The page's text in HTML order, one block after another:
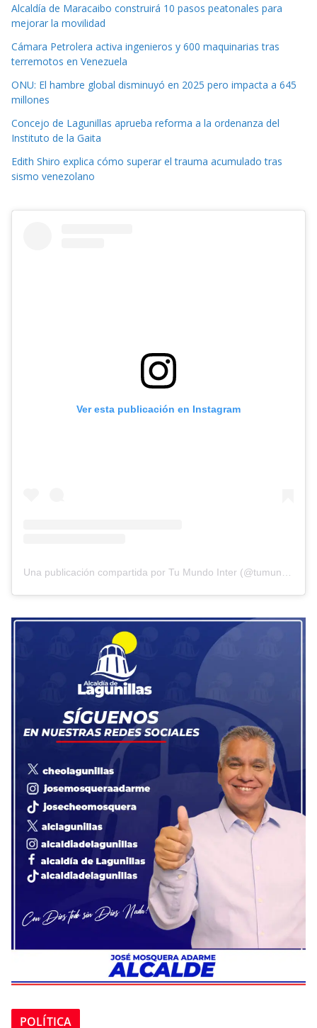
Alcaldía de Maracaibo construirá 10 pasos peatonales para
mejorar la movilidad
Cámara Petrolera activa ingenieros y 600 maquinarias tras
terremotos en Venezuela
ONU: El hambre global disminuyó en 2025 pero impacta a 645
millones
Concejo de Lagunillas aprueba reforma a la ordenanza del
Instituto de la Gaita
Edith Shiro explica cómo superar el trauma acumulado tras
sismo venezolano
Ver esta publicación en Instagram
Una publicación compartida por Tu Mundo Inter (@tumundointer)
POLÍTICA